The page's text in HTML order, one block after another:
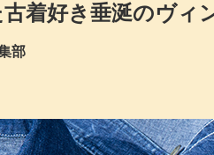
古着好き垂涎のヴ
部